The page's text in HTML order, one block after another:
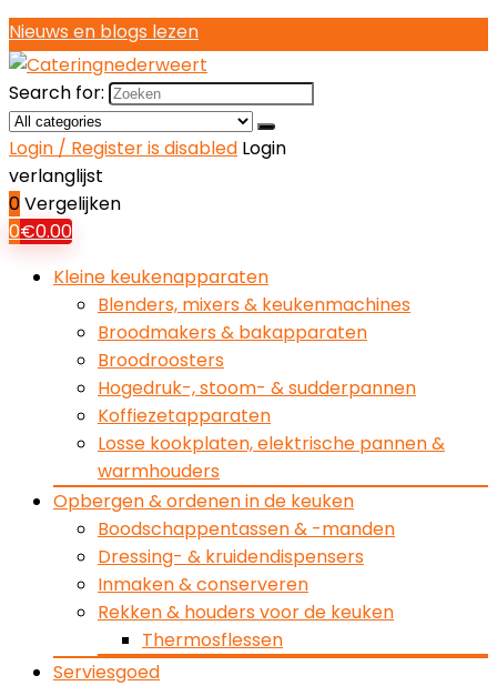
Nieuws en blogs lezen
Search for:
Login / Register is disabled Login
verlanglijst
0Vergelijken
0€0.00
Kleine keukenapparaten
Blenders, mixers & keukenmachines
Broodmakers & bakapparaten
Broodroosters
Hogedruk-, stoom- & sudderpannen
Koffiezetapparaten
Losse kookplaten, elektrische pannen &
warmhouders
Opbergen & ordenen in de keuken
Boodschappentassen & -manden
Dressing- & kruidendispensers
Inmaken & conserveren
Rekken & houders voor de keuken
Thermosflessen
Serviesgoed